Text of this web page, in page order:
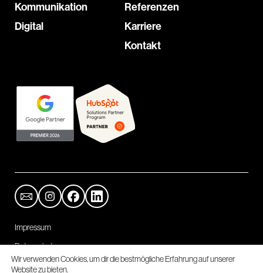
Kommunikation
Digital
Referenzen
Karriere
Kontakt
Impressum
Datenschutz
Cookie-Einstellungen
Wir verwenden Cookies, um dir die bestmögliche Erfahrung auf unserer
Website zu bieten.